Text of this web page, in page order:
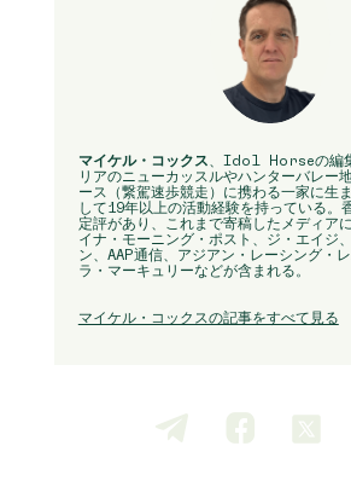
マイケル・コックス 、Idol Horseの編
リアのニューカッスルやハンターバレー
ース（繋駕速歩競走）に携わる一家に生
して19年以上の活動経験を持っている。
定評があり、これまで寄稿したメディア
イナ・モーニング・ポスト、ジ・エイジ
ン、AAP通信、アジアン・レーシング・
ラ・マーキュリーなどが含まれる。
マイケル・コックスの記事をすべて見る